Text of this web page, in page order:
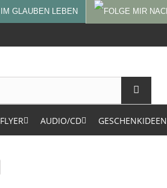
IM GLAUBEN LEBEN
FLYER AUDIO/CD GESCHENKIDEEN